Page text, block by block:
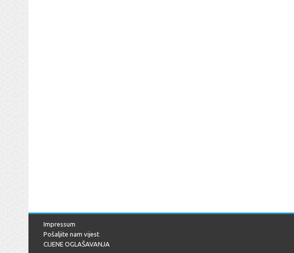
Impressum
Pošaljite nam vijest
CIJENE OGLAŠAVANJA